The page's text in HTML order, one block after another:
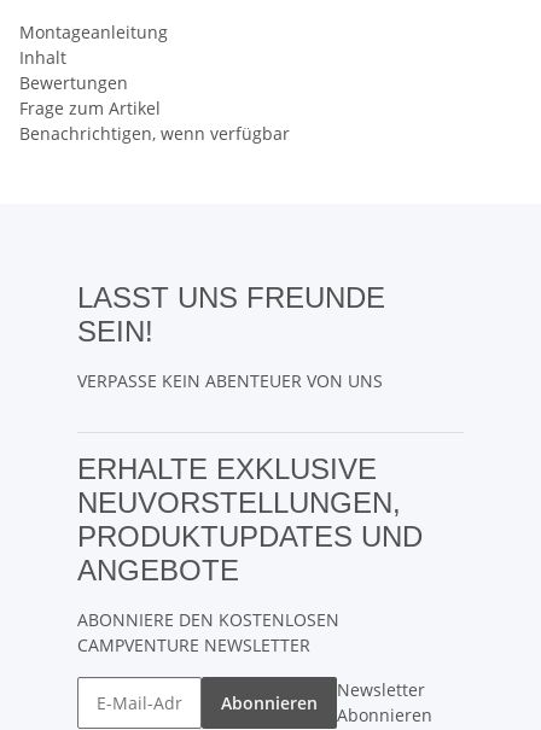
Montageanleitung
Inhalt
Bewertungen
Frage zum Artikel
Benachrichtigen, wenn verfügbar
LASST UNS FREUNDE
SEIN!
VERPASSE KEIN ABENTEUER VON UNS
ERHALTE EXKLUSIVE
NEUVORSTELLUNGEN,
PRODUKTUPDATES UND
ANGEBOTE
ABONNIERE DEN KOSTENLOSEN
CAMPVENTURE NEWSLETTER
Abonnieren
Newsletter
Abonnieren